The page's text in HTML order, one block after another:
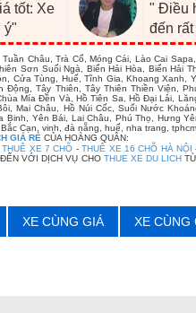
tốt: Xe
ý"
" Điều
đến
Châu, Trà Cổ, Móng Cái, Lào Cai
Sơn Suối Ngà, Biển Hải Hòa, Biển Hải
Cửa Tùng, Huế, Tĩnh Gia, Khoang
Động, Tây Thiên, Tây Thiên Thiền Viện,
Mía Đền Và, Hồ Tiên Sa, Hồ Đại Lải,
Mai Châu, Hồ Núi Cốc, Suối Nước
Yên Bái, Lai Châu, Phú Thọ, Hưng
Cạn, vinh, đà nẵng, huế, nha trang,
GIÁ RẺ CỦA HOÀNG QUÂN:
THUÊ XE 7 CHỖ -THUÊ XE 16 CHỖ HÀ NỘI
VỚI DỊCH VỤ CHO THUE XE DU LICH
XE CÙNG GIÁ XE CÙNG